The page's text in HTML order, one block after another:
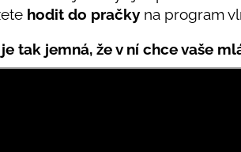
hodit do pračky na program
tak jemná, že v ní chce vaše